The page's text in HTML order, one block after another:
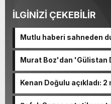
İLGİNİZİ ÇEKEBİLİR
Mutlu haberi sahneden
Murat Boz'dan 'Gülistan
Korunmaya Muhtaç
Kenan Doğulu açıkladı: 2